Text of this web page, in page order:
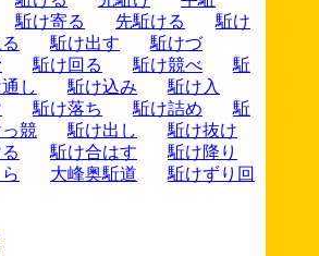
駈け寄る 先駈ける
駈け
駈け出す
駈けづ
駈け回る 駈け競べ
駈
し 駈け込み
駈け入
駈け落ち 駈け詰め
駈
競 駈け出し
駈け抜け
駈け合はす
駈け降り
大峰奥駈道
駈けずり回